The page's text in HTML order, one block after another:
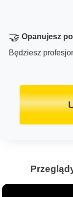
🤝 Opanujesz
Będziesz